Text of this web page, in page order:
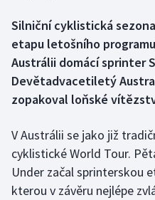
Florbal
Futsal
Golf
Házená
Jezdectví
Silniční cyklistická
etapu letošního
Austrálii domácí sprinter
Devětadvacetiletý
zopakoval loňské
V Austrálii se jako již
cyklistické World Tour.
Under začal sprinterskou
kterou v závěru nejlépe